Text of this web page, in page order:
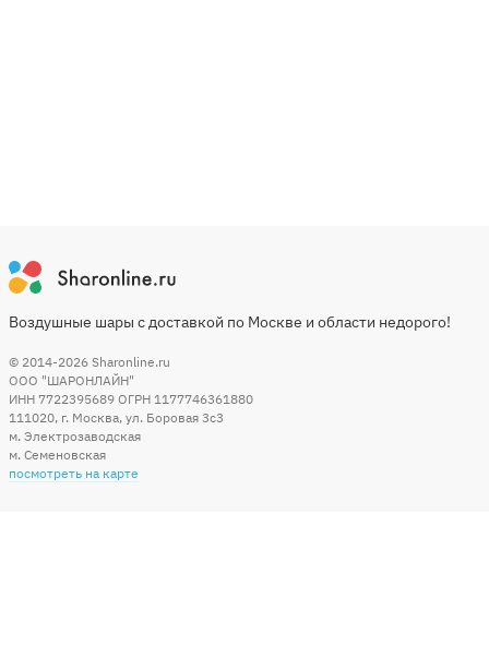
Воздушные шары с доставкой по Москве и области недорого!
© 2014-2026 Sharonline.ru
ООО "ШАРОНЛАЙН"
ИНН 7722395689 ОГРН 1177746361880
111020, г. Москва, ул. Боровая 3c3
м. Электрозаводская
м. Семеновская
посмотреть на карте